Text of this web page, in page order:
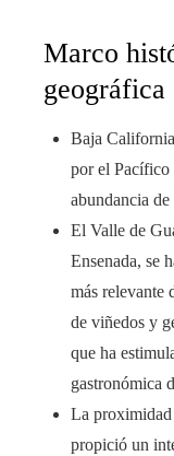
Marco
geográfica
Baja
por el Pacífico
abundancia
El Valle de
Ensenada, se
más relevante
de viñedos y
que ha
gastronómica
La
propició un